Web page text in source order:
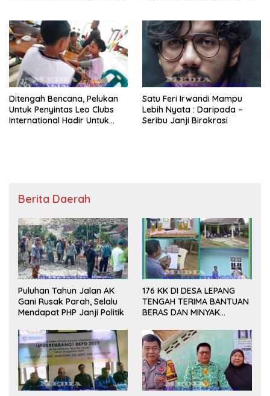
Ditengah Bencana, Pelukan
Untuk Penyintas Leo Clubs
International Hadir Untuk
Satu Feri Irwandi Mampu
Lebih Nyata : Daripada –
Seribu Janji Birokrasi
Berita Daerah
Puluhan Tahun Jalan AK
Gani Rusak Parah, Selalu
Mendapat PHP Janji Politik
176 KK DI DESA LEPANG
TENGAH TERIMA BANTUAN
BERAS DAN MINYAK
BULAN